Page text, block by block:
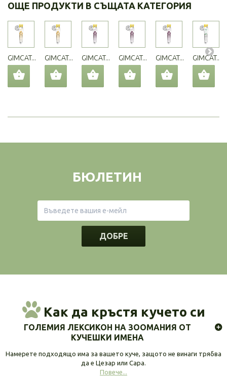
ОЩЕ ПРОДУКТИ В СЪЩАТА КАТЕГОРИЯ
GIMCAT... GIMCAT... GIMCAT... GIMCAT... GIMCAT... GIMCAT...
БЮЛЕТИН
ДОБРЕ
Как да кръстя кучето си
ГОЛЕМИЯ ЛЕКСИКОН НА ЗООМАНИЯ ОТ
КУЧЕШКИ ИМЕНА
Намерете подходящо има за вашето куче, защото не винаги трябва
да е Цезар или Сара.
Повече...